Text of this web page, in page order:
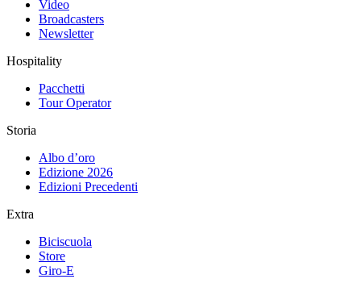
Video
Broadcasters
Newsletter
Hospitality
Pacchetti
Tour Operator
Storia
Albo d’oro
Edizione 2026
Edizioni Precedenti
Extra
Biciscuola
Store
Giro-E